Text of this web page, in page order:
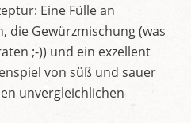
Eine Fülle an
die Gewürzmischung (was
;-)) und ein exzellent
von süß und sauer
unvergleichlichen